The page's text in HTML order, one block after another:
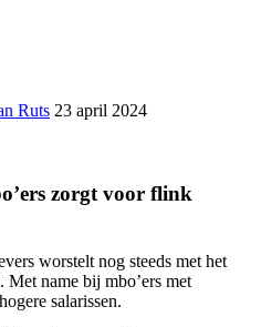
Ruts 23 april 2024
zorgt voor flink
worstelt nog steeds met het
name bij mbo’ers met
salarissen.